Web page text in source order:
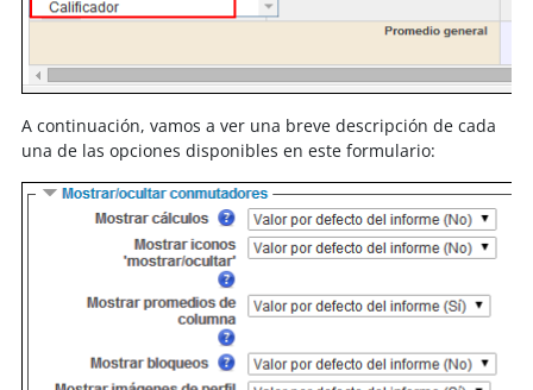
A continuación, vamos a ver una breve descripción de cada
una de las opciones disponibles en este formulario: